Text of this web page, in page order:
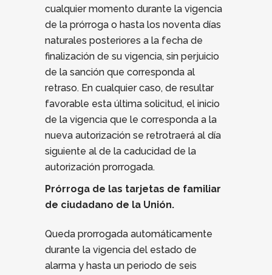
cualquier momento durante la vigencia
de la prórroga o hasta los noventa días
naturales posteriores a la fecha de
finalización de su vigencia, sin perjuicio
de la sanción que corresponda al
retraso. En cualquier caso, de resultar
favorable esta última solicitud, el inicio
de la vigencia que le corresponda a la
nueva autorización se retrotraerá al dí­a
siguiente al de la caducidad de la
autorización prorrogada.
Prórroga de las tarjetas de familiar
de ciudadano de la Unión.
Queda prorrogada automáticamente
durante la vigencia del estado de
alarma y hasta un periodo de seis